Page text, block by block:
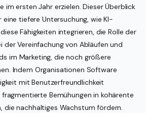
im ersten Jahr erzielen. Dieser Überblick
tiefere Untersuchung, wie KI-
Fähigkeiten integrieren, die Rolle der
Vereinfachung von Abläufen und
im Marketing, die noch größere
Indem Organisationen Software
mit Benutzerfreundlichkeit
Bemühungen in kohärente
die nachhaltiges Wachstum fördern.